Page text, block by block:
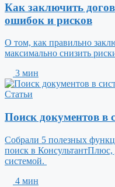
Как заключить
ошибок и рисков
О том, как правильно
максимально снизить
3 мин
Статьи
Поиск документов в
Собрали 5 полезных
поиск в
системой.
4 мин